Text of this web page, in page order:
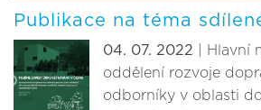
Publikace na téma
04. 07. 2022 | Hlavní
oddělení rozvoje
odborníky v oblasti